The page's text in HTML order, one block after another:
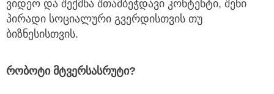
ვიდეო და შექმნა შთამბეჭდავი კონტენტი, შენი
პირადი სოციალური გვერდისთვის თუ
ბიზნესისთვის.
რობოტი მტვერსასრუტი?